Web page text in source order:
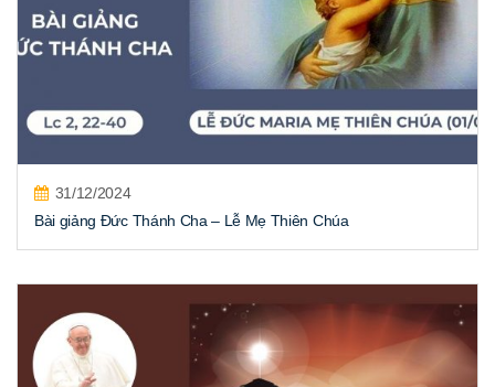
31/12/2024
Bài giảng Đức Thánh Cha – Lễ Mẹ Thiên Chúa